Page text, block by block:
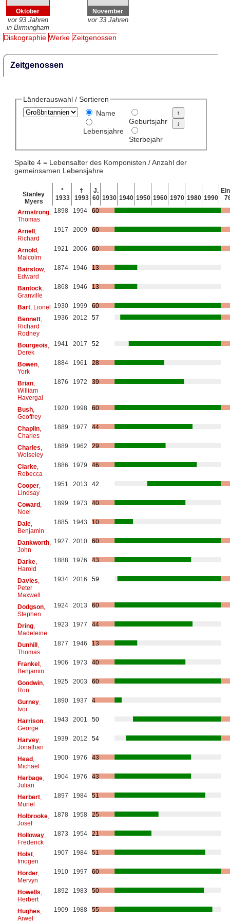
Oktober
vor 93 Jahren
in Birmingham
November
vor 33 Jahren
Diskographie Werke Zeitgenossen
Zeitgenossen
Länderauswahl / Sortieren
Name
Lebensjahre
Geburtsjahr
Sterbejahr
Spalte 4 = Lebensalter des Komponisten / Anzahl der
gemeinsamen Lebensjahre
Stanley
Myers
*
1933
†
1993
J.
60 1930 1940 1950 1960 1970 1980 1990
Armstrong,
Thomas
1898 1994 60
Arnell,
Richard
1917 2009 60
Arnold,
Malcolm
1921 2006 60
Bairstow,
Edward
1874 1946 13
Bantock,
Granville
1868 1946 13
Bart, Lionel 1930 1999
60
Bennett,
Richard
Rodney
1936 2012 57
Bourgeois
Derek
1941 2017 52
Bowen,
York
1884 1961 28
Brian,
William
Havergal
1876 1972 39
Bush,
Geoffrey
1920 1998 60
Chaplin,
Charles
1889 1977 44
Charles
Wolseley
1889 1962 29
Clarke,
Rebecca
1886 1979 46
Cooper,
Lindsay
1951 2013 42
Coward,
Noel
1899 1973 40
Dale,
Benjamin
1885 1943 10
Dankworth,
John
1927 2010 60
Darke,
Harold
1888 1976 43
Davies
Peter
Maxwell
1934 2016 59
Dodgson,
Stephen
1924 2013 60
Dring,
Madeleine
1923 1977 44
Dunhill,
Thomas
1877 1946 13
Frankel,
Benjamin
1906 1973 40
Goodwin,
Ron
1925 2003 60
Gurney,
Ivor
1890 1937 4
Harrison,
George
1943 2001 50
Harvey,
Jonathan
1939 2012 54
Head,
Michael
1900 1976 43
Herbage,
Julian
1904 1976 43
Herbert,
Muriel
1897 1984 51
Holbrooke,
Josef
1878 1958 25
Holloway,
Frederick
1873 1954 21
Holst,
Imogen
1907 1984 51
Horder,
Mervyn
1910 1997 60
Howells
Herbert
1892 1983 50
Hughes
Arwel
1909 1988 55